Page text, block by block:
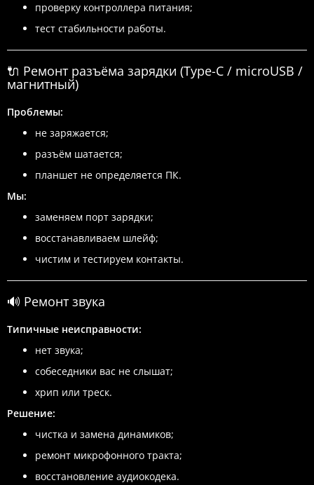
проверку контроллера питания;
тест стабильности работы.
🔌 Ремонт разъёма зарядки (Type-C / microUSB /
магнитный)
Проблемы:
не заряжается;
разъём шатается;
планшет не определяется ПК.
Мы:
заменяем порт зарядки;
восстанавливаем шлейф;
чистим и тестируем контакты.
🔊 Ремонт звука
Типичные неисправности:
нет звука;
собеседники вас не слышат;
хрип или треск.
Решение:
чистка и замена динамиков;
ремонт микрофонного тракта;
восстановление аудиокодека.